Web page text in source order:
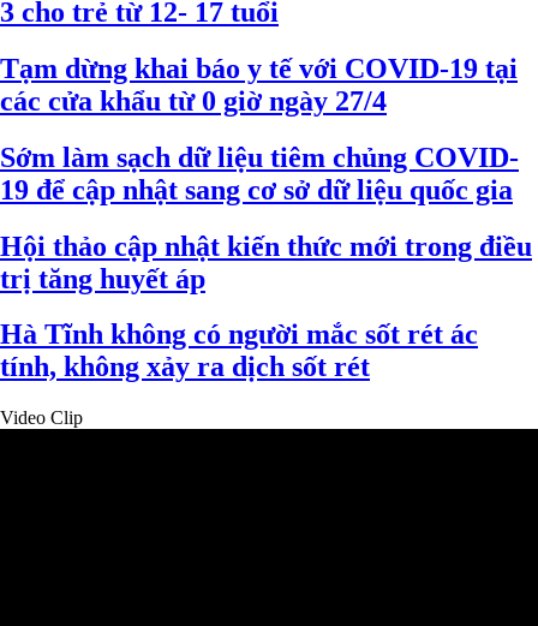
3 cho trẻ từ 12- 17 tuổi
Tạm dừng khai báo y tế với COVID-19 tại
các cửa khẩu từ 0 giờ ngày 27/4
Sớm làm sạch dữ liệu tiêm chủng COVID-
19 để cập nhật sang cơ sở dữ liệu quốc gia
Hội thảo cập nhật kiến thức mới trong điều
trị tăng huyết áp
Hà Tĩnh không có người mắc sốt rét ác
tính, không xảy ra dịch sốt rét
Video Clip